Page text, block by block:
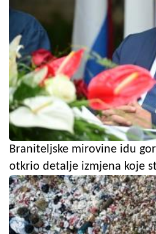
Braniteljske mirovine idu
otkrio detalje izmjena koje